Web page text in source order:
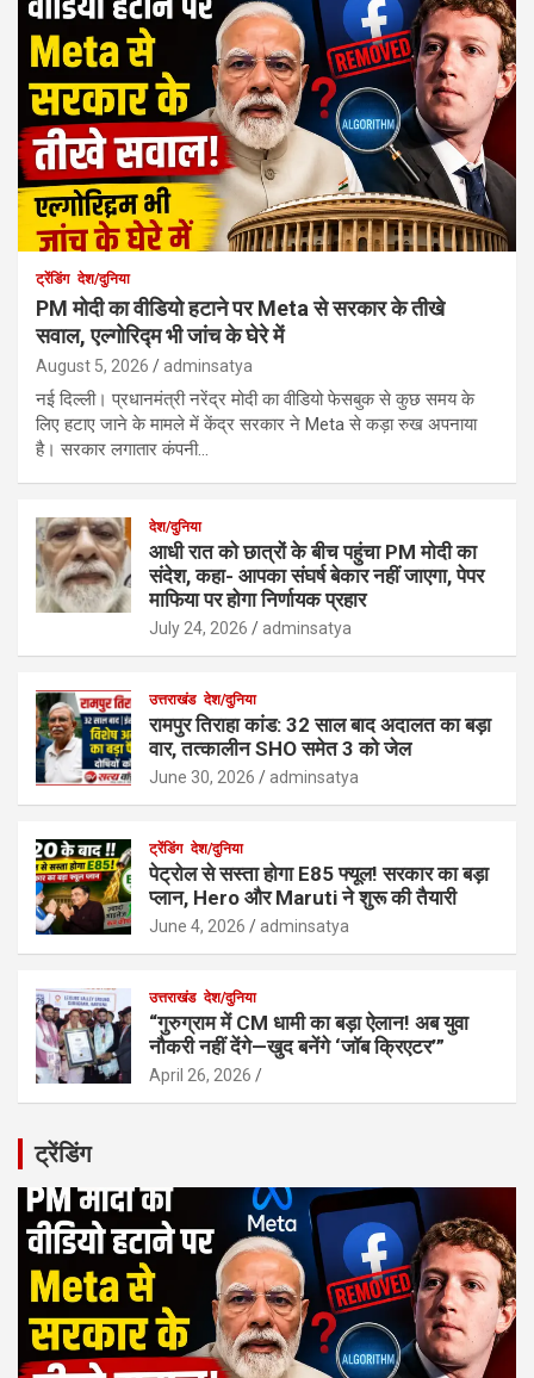
ट्रेंडिंग देश/दुनिया
PM मोदी का वीडियो हटाने पर Meta से सरकार के तीखे
सवाल, एल्गोरिद्म भी जांच के घेरे में
August 5, 2026 adminsatya
नई दिल्ली। प्रधानमंत्री नरेंद्र मोदी का वीडियो फेसबुक से कुछ समय के
लिए हटाए जाने के मामले में केंद्र सरकार ने Meta से कड़ा रुख अपनाया
है। सरकार लगातार कंपनी…
देश/दुनिया
आधी रात को छात्रों के बीच पहुंचा PM मोदी का
संदेश, कहा- आपका संघर्ष बेकार नहीं जाएगा, पेपर
माफिया पर होगा निर्णायक प्रहार
July 24, 2026 adminsatya
उत्तराखंड देश/दुनिया
रामपुर तिराहा कांड: 32 साल बाद अदालत का बड़ा
वार, तत्कालीन SHO समेत 3 को जेल
June 30, 2026 adminsatya
ट्रेंडिंग देश/दुनिया
पेट्रोल से सस्ता होगा E85 फ्यूल! सरकार का बड़ा
प्लान, Hero और Maruti ने शुरू की तैयारी
June 4, 2026 adminsatya
उत्तराखंड देश/दुनिया
“गुरुग्राम में CM धामी का बड़ा ऐलान! अब युवा
नौकरी नहीं देंगे—खुद बनेंगे ‘जॉब क्रिएटर’”
April 26, 2026
ट्रेंडिंग